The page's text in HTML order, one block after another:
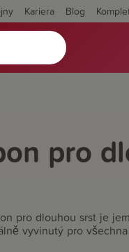
Kariera Blog
pro
pro dlouhou srst je
vyvinutý pro